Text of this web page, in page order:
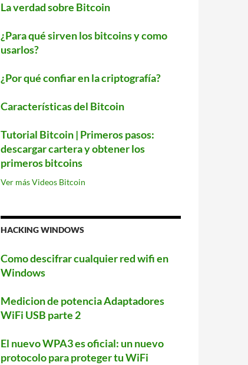
La verdad sobre Bitcoin
¿Para qué sirven los bitcoins y como
usarlos?
¿Por qué confiar en la criptografía?
Características del Bitcoin
Tutorial Bitcoin | Primeros pasos:
descargar cartera y obtener los
primeros bitcoins
Ver más Videos Bitcoin
HACKING WINDOWS
Como descifrar cualquier red wifi en
Windows
Medicion de potencia Adaptadores
WiFi USB parte 2
El nuevo WPA3 es oficial: un nuevo
protocolo para proteger tu WiFi